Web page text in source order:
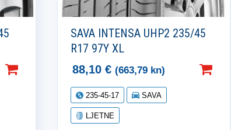
SAVA INTENSA UHP2 235/45
R17 97Y XL
88,10€ (663,79 kn)
235-45-17 SAVA
LJETNE